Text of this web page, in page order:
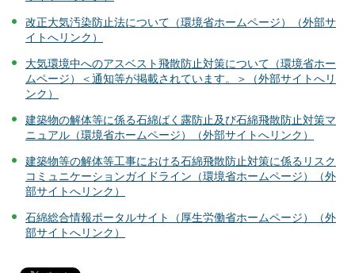
改正大気汚染防止法について（環境省ホームページ）（外部サ
イトへリンク）
大気環境中へのアスベスト飛散防止対策について（環境省ホー
ムページ）＜通知等が掲載されています。＞（外部サイトへリ
ンク）
建築物の解体等に係る石綿ばく露防止及び石綿飛散防止対策マ
ニュアル（環境省ホームページ）（外部サイトへリンク）
建築物等の解体等工事における石綿飛散防止対策に係るリスク
コミュニケーションガイドライン（環境省ホームページ）（外
部サイトへリンク）
石綿総合情報ポータルサイト（厚生労働省ホームページ）（外
部サイトへリンク）